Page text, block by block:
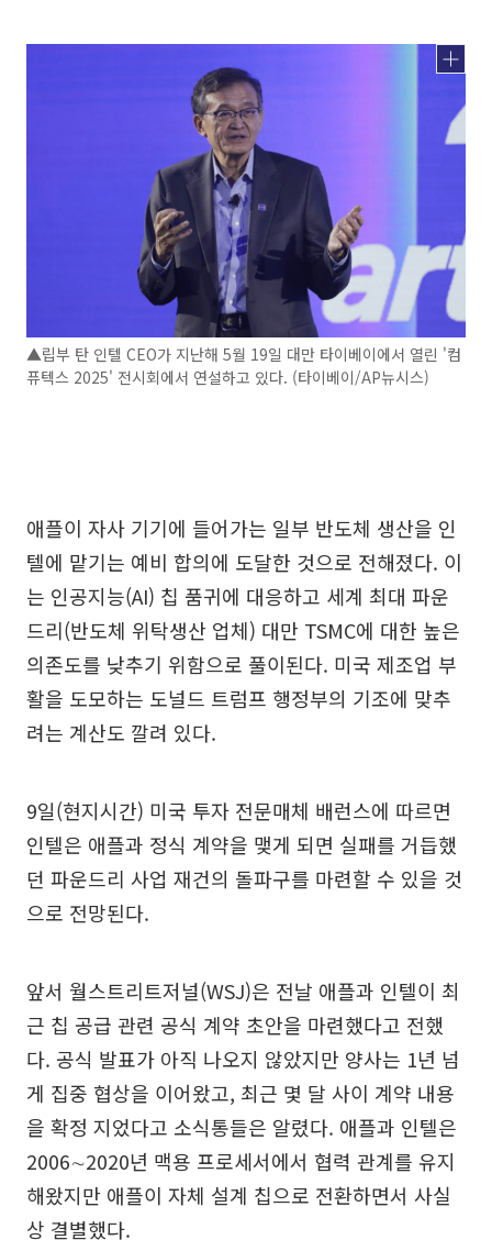
▲립부 탄 인텔 CEO가 지난해 5월 19일 대만 타이베이에서 열린 '컴
퓨텍스 2025' 전시회에서 연설하고 있다. (타이베이/AP뉴시스)
애플이 자사 기기에 들어가는 일부 반도체 생산을 인
텔에 맡기는 예비 합의에 도달한 것으로 전해졌다. 이
는 인공지능(AI) 칩 품귀에 대응하고 세계 최대 파운
드리(반도체 위탁생산 업체) 대만 TSMC에 대한 높은
의존도를 낮추기 위함으로 풀이된다. 미국 제조업 부
활을 도모하는 도널드 트럼프 행정부의 기조에 맞추
려는 계산도 깔려 있다.
9일(현지시간) 미국 투자 전문매체 배런스에 따르면
인텔은 애플과 정식 계약을 맺게 되면 실패를 거듭했
던 파운드리 사업 재건의 돌파구를 마련할 수 있을 것
으로 전망된다.
앞서 월스트리트저널(WSJ)은 전날 애플과 인텔이 최
근 칩 공급 관련 공식 계약 초안을 마련했다고 전했
다. 공식 발표가 아직 나오지 않았지만 양사는 1년 넘
게 집중 협상을 이어왔고, 최근 몇 달 사이 계약 내용
을 확정 지었다고 소식통들은 알렸다. 애플과 인텔은
2006∼2020년 맥용 프로세서에서 협력 관계를 유지
해왔지만 애플이 자체 설계 칩으로 전환하면서 사실
상 결별했다.